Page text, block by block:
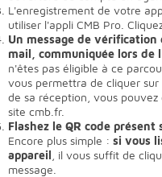
L'enregistrement de votre
utiliser l'appli CMB Pro.
Un message de
mail, communiquée lors de
n'êtes pas éligible à ce
vous permettra de cliquer
de sa réception, vous
site cmb.fr.
Flashez le QR code
Encore plus simple : si vous
appareil , il vous suffit de
message.